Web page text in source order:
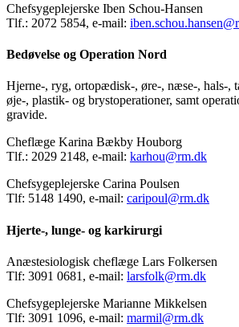
Chefsygeplejerske Iben Schou-Hansen
Tlf.: 2072 5854, e-mail:
Bedøvelse og Operation Nord
Hjerne-, ryg, ortopædisk-, øre-, næse-, hals-,
øje-, plastik- og brystoperationer, samt
gravide.
Cheflæge Karina Bækby Houborg
Tlf.: 2029 2148, e-mail: karhou@rm.dk
Chefsygeplejerske Carina Poulsen
Tlf: 5148 1490, e-mail: caripoul@rm.dk
Hjerte-, lunge- og karkirurgi
Anæstesiologisk cheflæge Lars Folkersen
Tlf: 3091 0681, e-mail: larsfolk@rm.dk
Chefsygeplejerske Marianne Mikkelsen
Tlf: 3091 1096, e-mail: marmil@rm.dk